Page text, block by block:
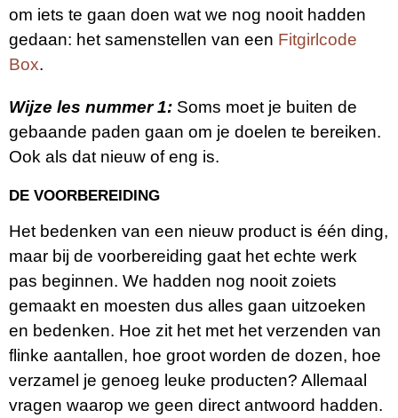
om iets te gaan doen wat we nog nooit hadden
gedaan: het samenstellen van een Fitgirlcode
Box.
Wijze les nummer 1: Soms moet je buiten de
gebaande paden gaan om je doelen te bereiken.
Ook als dat nieuw of eng is.
DE VOORBEREIDING
Het bedenken van een nieuw product is één ding,
maar bij de voorbereiding gaat het echte werk
pas beginnen. We hadden nog nooit zoiets
gemaakt en moesten dus alles gaan uitzoeken
en bedenken. Hoe zit het met het verzenden van
flinke aantallen, hoe groot worden de dozen, hoe
verzamel je genoeg leuke producten? Allemaal
vragen waarop we geen direct antwoord hadden.